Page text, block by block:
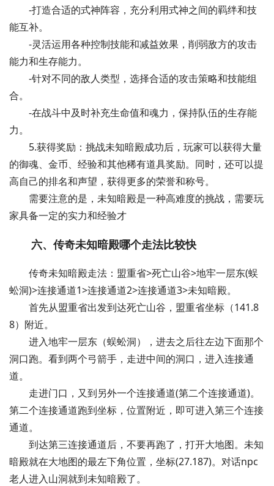
-打造合适的式神阵容，充分利用式神之间的羁绊和技
能互补。
-灵活运用各种控制技能和减益效果，削弱敌方的攻击
能力和生存能力。
-针对不同的敌人类型，选择合适的攻击策略和技能组
合。
-在战斗中及时补充生命值和魂力，保持队伍的生存能
力。
5.获得奖励：挑战未知暗殿成功后，玩家可以获得大量
的御魂、金币、经验和其他稀有道具奖励。同时，还可以提
高自己的排名和声望，获得更多的荣誉和称号。
需要注意的是，未知暗殿是一种高难度的挑战，需要玩
家具备一定的实力和经验才
六、传奇未知暗殿哪个走法比较快
传奇未知暗殿走法：盟重省>死亡山谷>地牢一层东(蜈
蚣洞)>连接通道1>连接通道2>连接通道3>未知暗殿。
首先从盟重省出发到达死亡山谷，盟重省坐标（141.8
8）附近。
进入地牢一层东（蜈蚣洞），进去之后往左边下面那个
洞口跑。看到两个弓箭手，走进中间的洞口，进入连接通
道。
走进门口，又到另外一个连接通道(第二个连接通道)。
第二个连接通道跑到坐标，位置附近，即可进入第三个连接
通道。
到达第三连接通道后，不要再跑了，打开大地图。未知
暗殿就在大地图的最左下角位置，坐标(27.187)。对话npc
老人进入山洞就到未知暗殿了。